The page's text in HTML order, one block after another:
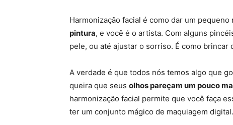
Harmonização facial é como dar um
pintura, e você é o artista. Com alguns
pele, ou até ajustar o sorriso. É como brincar
A verdade é que todos nós temos algo que
queira que seus olhos pareçam um pouco
harmonização facial permite que você faça
ter um conjunto mágico de maquiagem digital.